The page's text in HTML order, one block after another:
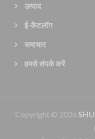
उत्पाद
ई-कैटलॉग
समाचार
हमसे संपर्क करें
Copyright © 2026